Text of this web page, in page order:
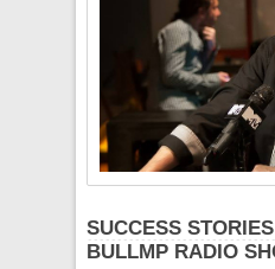
SUCCESS
BULLMP RADIO